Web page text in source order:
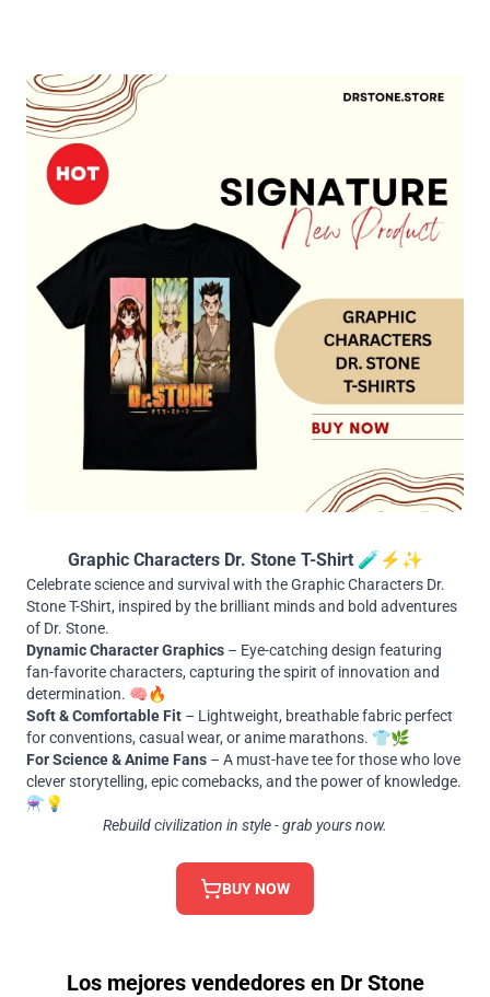
Graphic Characters Dr. Stone T-Shirt 🧪⚡✨
Celebrate science and survival with the Graphic Characters Dr.
Stone T-Shirt, inspired by the brilliant minds and bold adventures
of Dr. Stone.
Dynamic Character Graphics – Eye-catching design featuring
fan-favorite characters, capturing the spirit of innovation and
determination. 🧠🔥
Soft & Comfortable Fit – Lightweight, breathable fabric perfect
for conventions, casual wear, or anime marathons. 👕🌿
For Science & Anime Fans – A must-have tee for those who love
clever storytelling, epic comebacks, and the power of knowledge.
⚗️💡
Rebuild civilization in style - grab yours now.
BUY NOW
Los mejores vendedores en Dr Stone